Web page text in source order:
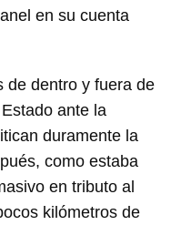
en su cuenta
de dentro y fuera de
ante la
duramente la
como estaba
en tributo al
kilómetros de